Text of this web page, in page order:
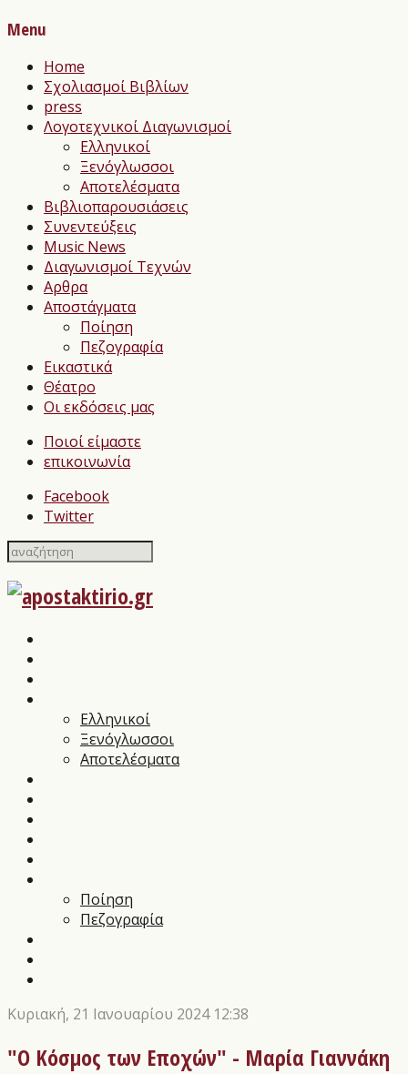
Menu
Home
Σχολιασμοί Βιβλίων
press
Λογοτεχνικοί Διαγωνισμοί
Ελληνικοί
Ξενόγλωσσοι
Αποτελέσματα
Βιβλιοπαρουσιάσεις
Συνεντεύξεις
Music News
Διαγωνισμοί Τεχνών
Αρθρα
Αποστάγματα
Ποίηση
Πεζογραφία
Εικαστικά
Θέατρο
Οι εκδόσεις μας
Ποιοί είμαστε
επικοινωνία
Facebook
Twitter
Ελληνικοί
Ξενόγλωσσοι
Αποτελέσματα
Ποίηση
Πεζογραφία
Κυριακή, 21 Ιανουαρίου 2024 12:38
"Ο Κόσμος των Εποχών" - Μαρία Γιαννάκη